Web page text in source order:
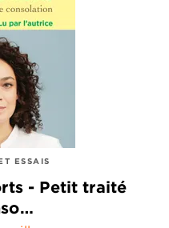
ESSAIS
- Petit traité